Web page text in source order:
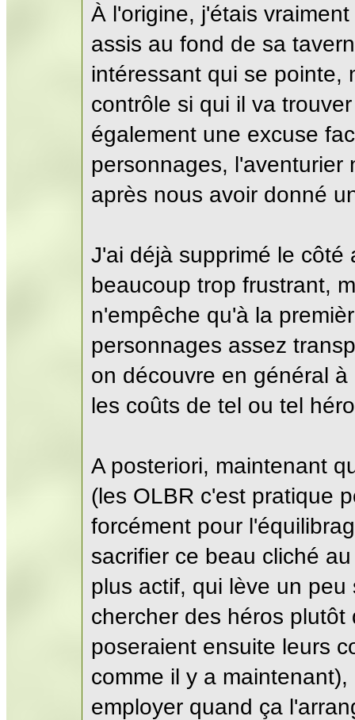
À l'origine, j'étais
assis au fond de sa
intéressant qui se pointe,
contrôle si qui il va
également une excuse
personnages,
après nous avoir donné
J'ai déjà supprimé le côté
beaucoup trop frustrant,
n'empêche qu'à la
personnages assez
on découvre en général
les coûts de tel ou tel
A posteriori, maintenant
(les OLBR c'est pratique
forcément pour
sacrifier ce beau cliché
plus actif, qui lève un
chercher des héros
poseraient ensuite leurs
comme il y a
employer quand ça